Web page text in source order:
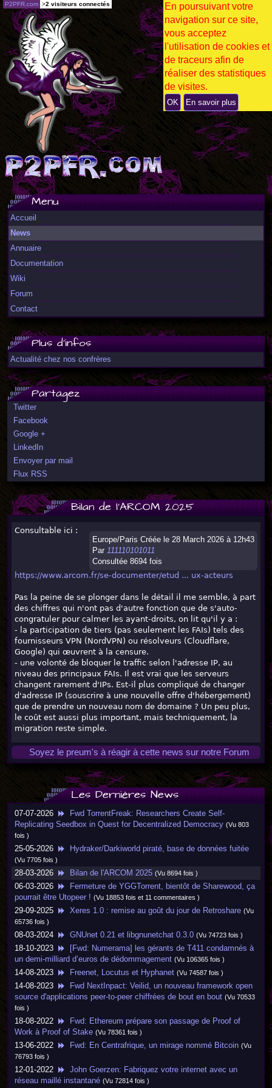
Menu
Accueil
News
Annuaire
Documentation
Wiki
Forum
Contact
Plus d'infos
Actualité chez nos confrères
Partagez
Twitter
Facebook
Google +
LinkedIn
Envoyer par mail
Flux RSS
Bilan de l'ARCOM 2025
Europe/Paris Créée le 28 March 2026 à 12h43
Par 111110101011
Consultée 8694 fois
Consultable ici :
https://www.arcom.fr/se-documenter/etud ... ux-acteurs
Pas la peine de se plonger dans le détail il me semble, à part
des chiffres qui n'ont pas d'autre fonction que de s'auto-
congratuler pour calmer les ayant-droits, on lit qu'il y a :
- la participation de tiers (pas seulement les FAIs) tels des
fournisseurs VPN (NordVPN) ou résolveurs (Cloudflare,
Google) qui œuvrent à la censure.
- une volonté de bloquer le traffic selon l'adresse IP, au
niveau des principaux FAIs. Il est vrai que les serveurs
changent rarement d'IPs. Est-il plus compliqué de changer
d'adresse IP (souscrire à une nouvelle offre d'hébergement)
que de prendre un nouveau nom de domaine ? Un peu plus,
le coût est aussi plus important, mais techniquement, la
migration reste simple.
Soyez le preum's à réagir à cette news sur notre Forum
Les Dernières News
07-07-2026
Fwd TorrentFreak: Researchers Create Self-
Replicating Seedbox in Quest for Decentralized Democracy (Vu 803
fois )
25-05-2026 Hydraker/Darkiworld piraté, base de données fuitée
(Vu 7705 fois )
28-03-2026 Bilan de l'ARCOM 2025 (Vu 8694 fois )
06-03-2026
Fermeture de YGGTorrent, bientôt de Sharewood, ça
pourrait être Utopeer ! (Vu 18853 fois et 11 commentaires )
29-09-2025 Xeres 1.0 : remise au goût du jour de Retroshare (Vu
65736 fois )
08-03-2024 GNUnet 0.21 et libgnunetchat 0.3.0 (Vu 74723 fois )
18-10-2023
[Fwd: Numerama] les gérants de T411 condamnés à
un demi-milliard d’euros de dédommagement (Vu 106365 fois )
14-08-2023 Freenet, Locutus et Hyphanet (Vu 74587 fois )
14-08-2023
Fwd NextInpact: Veilid, un nouveau framework open
source d'applications peer-to-peer chiffrées de bout en bout (Vu 70533
fois )
18-08-2022
Fwd: Ethereum prépare son passage de Proof of
Work à Proof of Stake (Vu 78361 fois )
13-06-2022 Fwd: En Centrafrique, un mirage nommé Bitcoin (Vu
76793 fois )
12-01-2022
John Goerzen: Fabriquez votre internet avec un
réseau maillé instantané (Vu 72814 fois )
P2PFR.com >2 visiteurs connectés
En poursuivant votre
navigation sur ce site,
vous acceptez
l'utilisation de cookies et
de traceurs afin de
réaliser des statistiques
de visites.
OK En savoir plus